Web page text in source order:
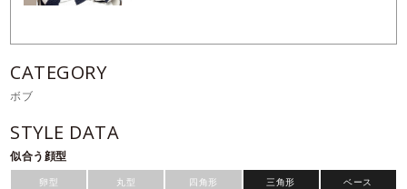
CATEGORY
ボブ
STYLE DATA
似合う顔型
卵型 丸型 四角形 三角形 ベース